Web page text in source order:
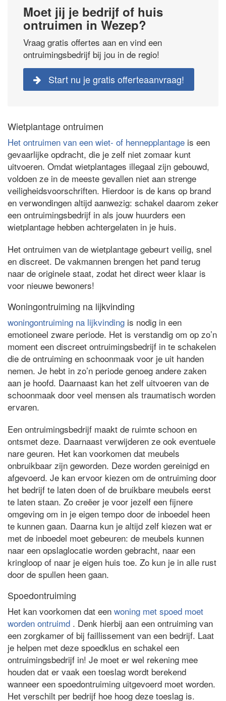
Moet jij je bedrijf of huis
ontruimen in Wezep?
Vraag gratis offertes aan en vind een
ontruimingsbedrijf bij jou in de regio!
Start nu je gratis offerteaanvraag!
Wietplantage ontruimen
Het ontruimen van een wiet- of hennepplantage is een
gevaarlijke opdracht, die je zelf niet zomaar kunt
uitvoeren. Omdat wietplantages illegaal zijn gebouwd,
voldoen ze in de meeste gevallen niet aan strenge
veiligheidsvoorschriften. Hierdoor is de kans op brand
en verwondingen altijd aanwezig: schakel daarom zeker
een ontruimingsbedrijf in als jouw huurders een
wietplantage hebben achtergelaten in je huis.
Het ontruimen van de wietplantage gebeurt veilig, snel
en discreet. De vakmannen brengen het pand terug
naar de originele staat, zodat het direct weer klaar is
voor nieuwe bewoners!
Woningontruiming na lijkvinding
woningontruiming na lijkvinding is nodig in een
emotioneel zware periode. Het is verstandig om op zo’n
moment een discreet ontruimingsbedrijf in te schakelen
die de ontruiming en schoonmaak voor je uit handen
nemen. Je hebt in zo’n periode genoeg andere zaken
aan je hoofd. Daarnaast kan het zelf uitvoeren van de
schoonmaak door veel mensen als traumatisch worden
ervaren.
Een ontruimingsbedrijf maakt de ruimte schoon en
ontsmet deze. Daarnaast verwijderen ze ook eventuele
nare geuren. Het kan voorkomen dat meubels
onbruikbaar zijn geworden. Deze worden gereinigd en
afgevoerd. Je kan ervoor kiezen om de ontruiming door
het bedrijf te laten doen of de bruikbare meubels eerst
te laten staan. Zo creëer je voor jezelf een fijnere
omgeving om in je eigen tempo door de inboedel heen
te kunnen gaan. Daarna kun je altijd zelf kiezen wat er
met de inboedel moet gebeuren: de meubels kunnen
naar een opslaglocatie worden gebracht, naar een
kringloop of naar je eigen huis toe. Zo kun je in alle rust
door de spullen heen gaan.
Spoedontruiming
Het kan voorkomen dat een woning met spoed moet
worden ontruimd . Denk hierbij aan een ontruiming van
een zorgkamer of bij faillissement van een bedrijf. Laat
je helpen met deze spoedklus en schakel een
ontruimingsbedrijf in! Je moet er wel rekening mee
houden dat er vaak een toeslag wordt berekend
wanneer een spoedontruiming uitgevoerd moet worden.
Het verschilt per bedrijf hoe hoog deze toeslag is.